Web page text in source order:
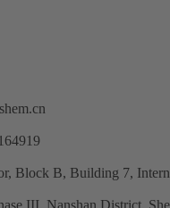
Block B, Building 7,
III, Nanshan District,